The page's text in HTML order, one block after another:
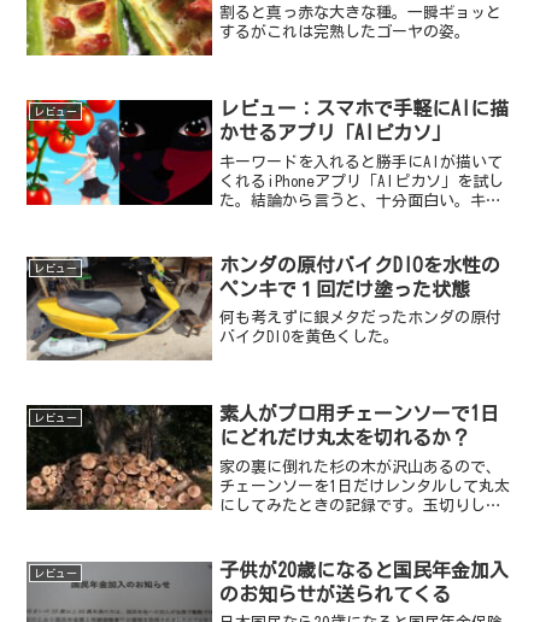
割ると真っ赤な大きな種。一瞬ギョッと
するがこれは完熟したゴーヤの姿。
レビュー
レビュー：スマホで手軽にAIに描
かせるアプリ「AIピカソ」
キーワードを入れると勝手にAIが描いて
くれるiPhoneアプリ「AIピカソ」を試し
た。結論から言うと、十分面白い。キー
レビュー
ホンダの原付バイクDIOを水性の
ペンキで１回だけ塗った状態
何も考えずに銀メタだったホンダの原付
バイクDIOを黄色くした。
レビュー
素人がプロ用チェーンソーで1日
にどれだけ丸太を切れるか？
家の裏に倒れた杉の木が沢山あるので、
チェーンソーを1日だけレンタルして丸太
にしてみたときの記録です。玉切りした
人です。
レビュー
子供が20歳になると国民年金加入
のお知らせが送られてくる